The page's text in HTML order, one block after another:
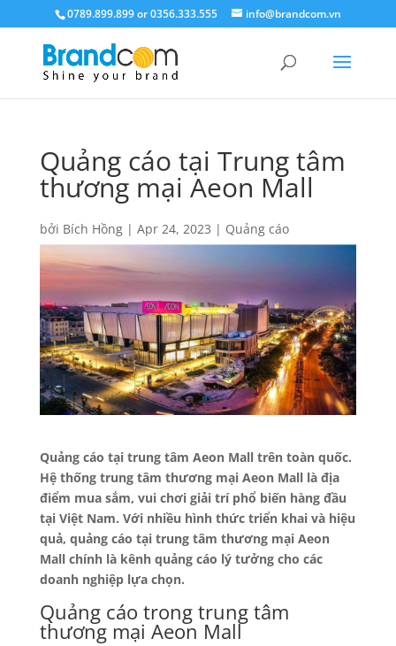
0789.899.899 or 0356.333.555 info@brandcom.vn
Quảng cáo tại Trung tâm
thương mại Aeon Mall
bởi Bích Hồng| Apr 24, 2023 | Quảng cáo
Quảng cáo tại trung tâm Aeon Mall trên toàn quốc.
Hệ thống trung tâm thương mại Aeon Mall là địa
điểm mua sắm, vui chơi giải trí phổ biến hàng đầu
tại Việt Nam. Với nhiều hình thức triển khai và hiệu
quả, quảng cáo tại trung tâm thương mại Aeon
Mall chính là kênh quảng cáo lý tưởng cho các
doanh nghiệp lựa chọn.
Quảng cáo trong trung tâm
thương mại Aeon Mall